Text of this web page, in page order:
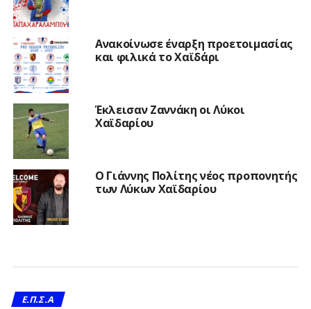
Ανακοίνωσε έναρξη προετοιμασίας
και φιλικά το Χαϊδάρι
Έκλεισαν Ζαννάκη οι Λύκοι
Χαϊδαρίου
Ο Γιάννης Πολίτης νέος προπονητής
των Λύκων Χαϊδαρίου
Ε.Π.Σ.Α